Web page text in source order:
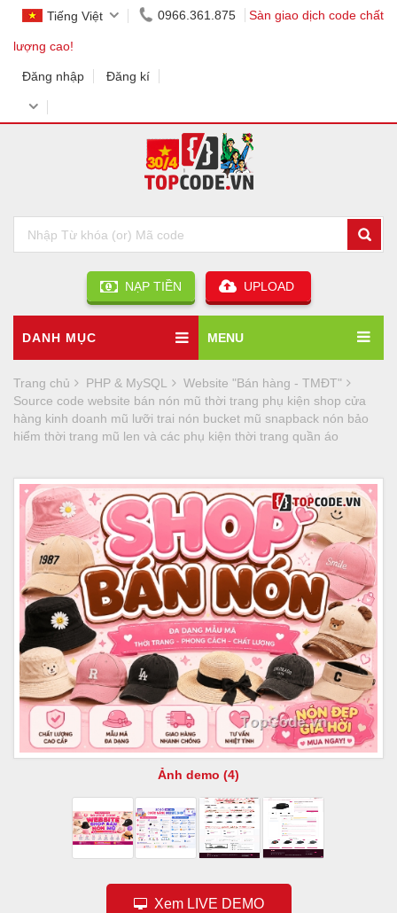
Tiếng Việt 0966.361.875 Sàn giao dịch code chất
lượng cao!
Đăng nhập Đăng kí
NẠP TIỀN UPLOAD
DANH MỤC MENU
Trang chủ PHP & MySQL
Website "Bán hàng - TMĐT"
Source code website bán nón mũ thời trang phụ kiện shop cửa
hàng kinh doanh mũ lưỡi trai nón bucket mũ snapback nón bảo
hiểm thời trang mũ len và các phụ kiện thời trang quần áo
Ảnh demo (4)
Xem LIVE DEMO